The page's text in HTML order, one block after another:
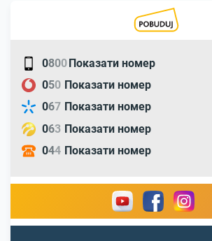
0800Показати номер
050 Показати номер
067 Показати номер
063 Показати номер
044 Показати номер